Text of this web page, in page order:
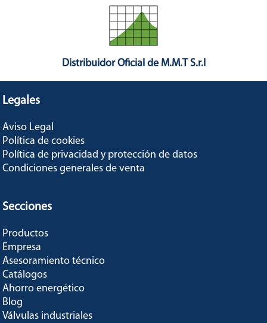
Distribuidor Oficial de M.M.T S.r.l
Legales
Aviso Legal
Política de cookies
Política de privacidad y protección de datos
Condiciones generales de venta
Secciones
Productos
Empresa
Asesoramiento técnico
Catálogos
Ahorro energético
Blog
Válvulas industriales